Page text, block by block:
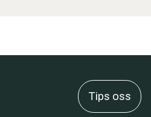
Tips oss